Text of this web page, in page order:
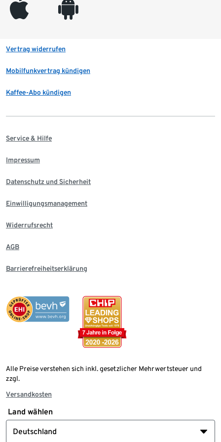
appleinc android
Vertrag widerrufen
Mobilfunkvertrag kündigen
Kaffee-Abo kündigen
Service & Hilfe
Impressum
Datenschutz und Sicherheit
Einwilligungsmanagement
Widerrufsrecht
AGB
Barrierefreiheitserklärung
Alle Preise verstehen sich inkl. gesetzlicher Mehrwertsteuer und
zzgl.
Versandkosten
Land wählen
Deutschland